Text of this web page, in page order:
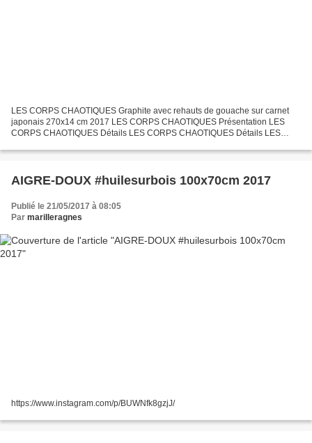
LES CORPS CHAOTIQUES Graphite avec rehauts de gouache sur carnet
japonais 270x14 cm 2017 LES CORPS CHAOTIQUES Présentation LES
CORPS CHAOTIQUES Détails LES CORPS CHAOTIQUES Détails LES
AIGRE-DOUX #huilesurbois 100x70cm 2017
Publié le 21/05/2017 à 08:05
Par marilleragnes
https://www.instagram.com/p/BUWNfk8gzjJ/